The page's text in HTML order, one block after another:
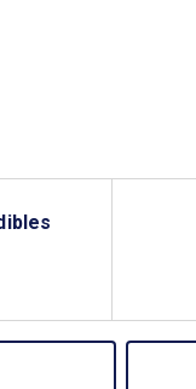
¿QUIERES